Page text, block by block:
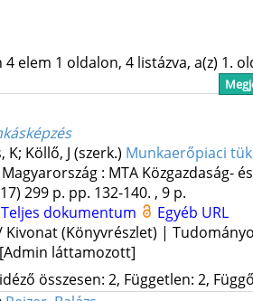
4 elem 1 oldalon, 4 listázva, a(z) 1.
K; Köllő, J (szerk.) Munkaerőpiaci
: MTA Közgazdaság-
299 p. pp. 132-140. , 9 p.
Teljes dokumentum
Egyéb URL
Kivonat (Könyvrészlet) |
[Admin láttamozott]
összesen: 2, Független: 2,